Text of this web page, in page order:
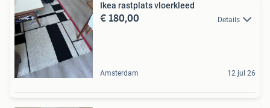
Ikea rastplats vloerkleed
€ 180,00 Details
Amsterdam 12 jul 26